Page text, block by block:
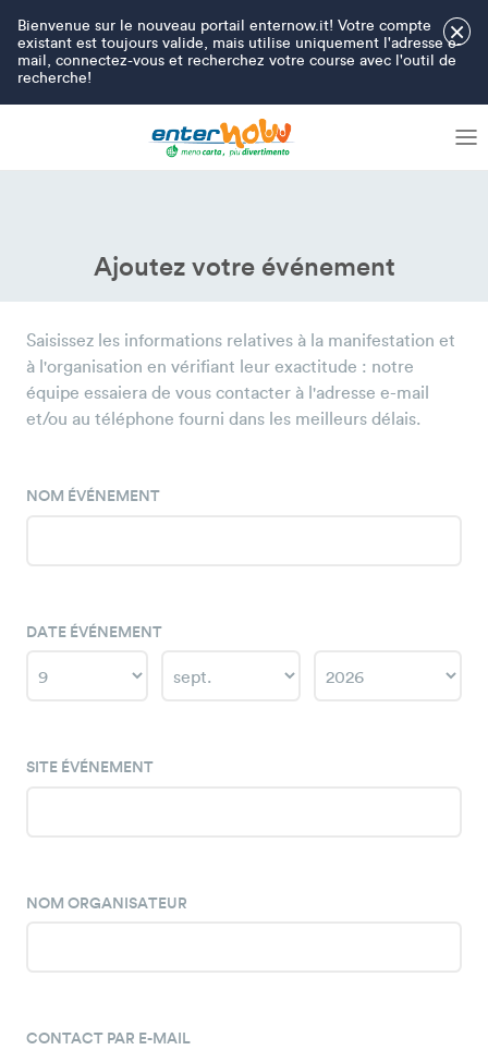
×
Bienvenue sur le nouveau portail enternow.it! Votre compte
existant est toujours valide, mais utilise uniquement l'adresse e-
mail, connectez-vous et recherchez votre course avec l'outil de
recherche!
Ajoutez votre événement
Saisissez les informations relatives à la manifestation et
à l'organisation en vérifiant leur exactitude : notre
équipe essaiera de vous contacter à l'adresse e-mail
et/ou au téléphone fourni dans les meilleurs délais.
NOM ÉVÉNEMENT
DATE ÉVÉNEMENT
SITE ÉVÉNEMENT
NOM ORGANISATEUR
CONTACT PAR E-MAIL